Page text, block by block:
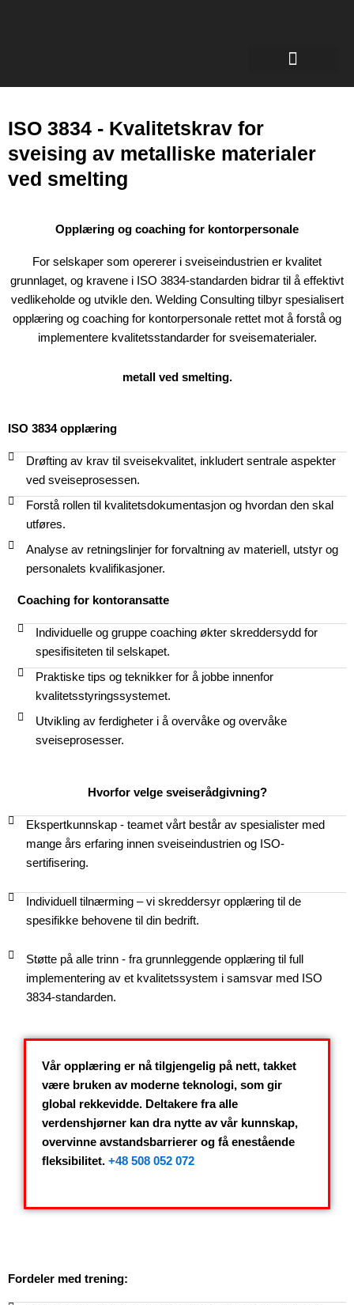
ISO 3834 - Kvalitetskrav for
sveising av metalliske materialer
ved smelting
Opplæring og coaching for kontorpersonale
For selskaper som opererer i sveiseindustrien er kvalitet
grunnlaget, og kravene i ISO 3834-standarden bidrar til å effektivt
vedlikeholde og utvikle den. Welding Consulting tilbyr spesialisert
opplæring og coaching for kontorpersonale rettet mot å forstå og
implementere kvalitetsstandarder for sveisematerialer.
metall ved smelting.
ISO 3834 opplæring
Drøfting av krav til sveisekvalitet, inkludert sentrale aspekter
ved sveiseprosessen.
Forstå rollen til kvalitetsdokumentasjon og hvordan den skal
utføres.
Analyse av retningslinjer for forvaltning av materiell, utstyr og
personalets kvalifikasjoner.
Coaching for kontoransatte
Individuelle og gruppe coaching økter skreddersydd for
spesifisiteten til selskapet.
Praktiske tips og teknikker for å jobbe innenfor
kvalitetsstyringssystemet.
Utvikling av ferdigheter i å overvåke og overvåke
sveiseprosesser.
Hvorfor velge sveiserådgivning?
Ekspertkunnskap - teamet vårt består av spesialister med
mange års erfaring innen sveiseindustrien og ISO-
sertifisering.
Individuell tilnærming – vi skreddersyr opplæring til de
spesifikke behovene til din bedrift.
Støtte på alle trinn - fra grunnleggende opplæring til full
implementering av et kvalitetssystem i samsvar med ISO
3834-standarden.
Vår opplæring er nå tilgjengelig på nett, takket
være bruken av moderne teknologi, som gir
global rekkevidde. Deltakere fra alle
verdenshjørner kan dra nytte av vår kunnskap,
overvinne avstandsbarrierer og få enestående
fleksibilitet. +48 508 052 072
Fordeler med trening: